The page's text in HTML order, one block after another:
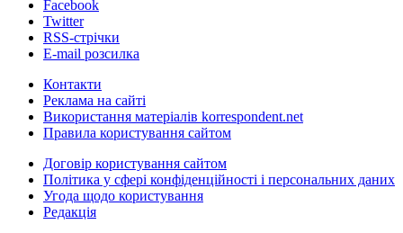
Facebook
Twitter
RSS-стрічки
E-mail розсилка
Контакти
Реклама на сайті
Використання матеріалів korrespondent.net
Правила користування сайтом
Договір користування сайтом
Політика у сфері конфіденційності і персональних даних
Угода щодо користування
Редакція